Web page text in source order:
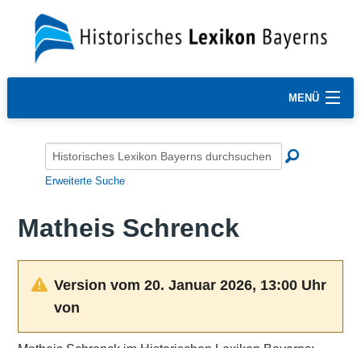
MENÜ
Erweiterte Suche
Matheis Schrenck
Version vom 20. Januar 2026, 13:00 Uhr
von